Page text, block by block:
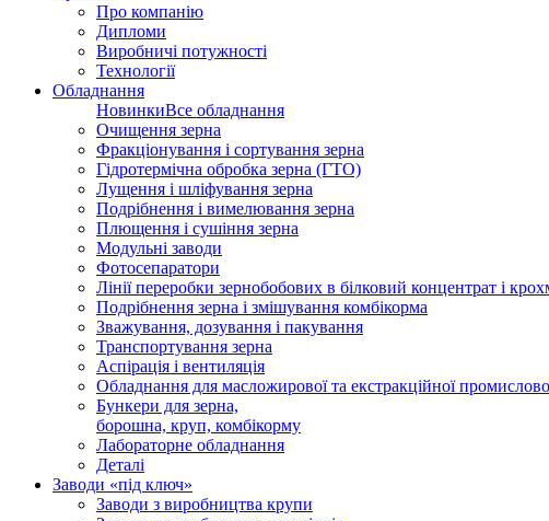
Про компанію
Дипломи
Виробничі потужності
Технології
Обладнання
НовинкиВсе обладнання
Очищення зерна
Фракціонування і сортування зерна
Гідротермічна обробка зерна (ГТО)
Лущення і шліфування зерна
Подрібнення і вимелювання зерна
Плющення і сушіння зерна
Модульні заводи
Фотосепаратори
Лінії переробки зернобобових в білковий концентрат і
Подрібнення зерна і змішування комбікорма
Зважування, дозування і пакування
Транспортування зерна
Аспірація і вентиляція
Обладнання для масложирової та екстракційної
Бункери для зерна,
борошна, круп, комбікорму
Лабораторне обладнання
Деталі
Заводи «під ключ»
Заводи з виробництва крупи